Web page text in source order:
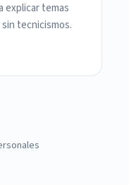
explicar temas
tecnicismos.